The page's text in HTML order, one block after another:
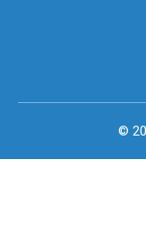
©